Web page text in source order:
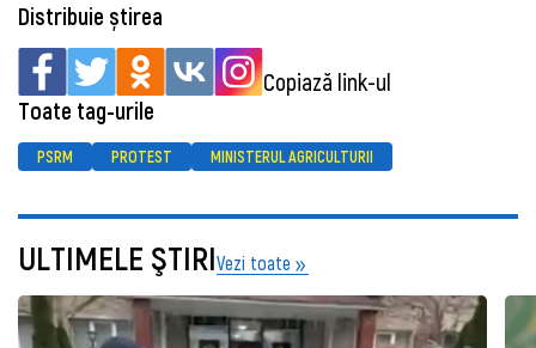
Distribuie știrea
Copiază link-ul
Toate tag-urile
PSRM PROTEST MINISTERUL AGRICULTURII
ULTIMELE ŞTIRIVezi toate